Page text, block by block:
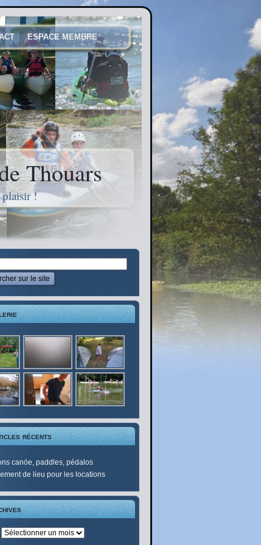
ESPACE MEMBRE
Thouars
plaisir !
récents
canöe, paddles, pédalos
de lieu pour les locations